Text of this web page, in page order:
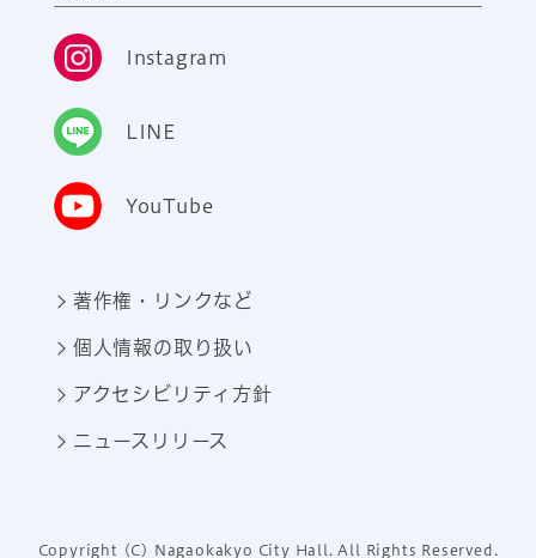
Instagram
LINE
YouTube
著作権・リンクなど
個人情報の取り扱い
アクセシビリティ方針
ニュースリリース
Copyright (C) Nagaokakyo City Hall. All Rights Reserved.